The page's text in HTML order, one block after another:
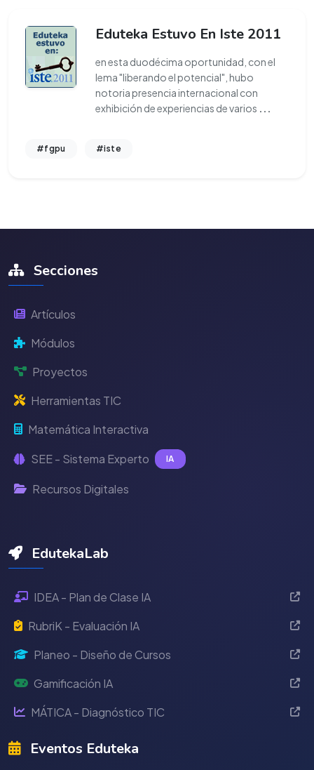
Eduteka Estuvo En Iste 2011
en esta duodécima oportunidad, con el
lema "liberando el potencial", hubo
notoria presencia internacional con
exhibición de experiencias de varios
#fgpu #iste
Secciones
Artículos
Módulos
Proyectos
Herramientas TIC
Matemática Interactiva
SEE - Sistema Experto IA
Recursos Digitales
EdutekaLab
IDEA - Plan de Clase IA
RubriK - Evaluación IA
Planeo - Diseño de Cursos
Gamificación IA
MÁTICA - Diagnóstico TIC
Eventos Eduteka